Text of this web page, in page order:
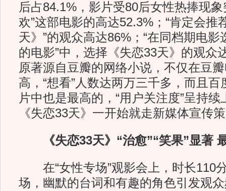
后占84.1%，影片受80后女性热捧现
欢”这部电影的高达52.3%；“肯定会推
天》”的观众高达86%；“在同档期电
的电影”中，选择《失恋33天》的观众
原著源自豆瓣的网络小说，不仅在豆
高，“想看”人数达两万三千多，而且
片中也是最高的，“用户关注度”呈持
《失恋33天》一开始就走新媒体宣传
《失恋33天》“治愈”“笑果”显著
在“女性专场”观影会上，时长110
场，幽默的台词和有趣的角色引发观